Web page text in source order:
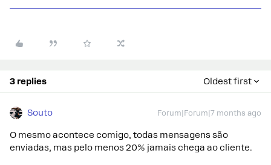
3 replies Oldest first
Souto Forum|Forum|7 months ago
O mesmo acontece comigo, todas mensagens são
enviadas, mas pelo menos 20% jamais chega ao cliente.